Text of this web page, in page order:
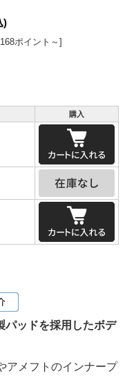
)
ポイント～]
購入
ッドを採用したボデ
アメフトのインナープ